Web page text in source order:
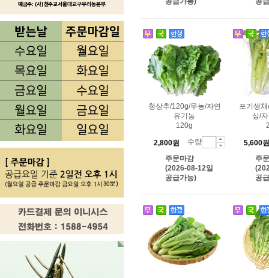
청상추/120g/무농/자연
유기농
120g
2,800원
수량
주문마감
(2026-08-12일
공급가능)
포기생
상/
5,600원
주
공